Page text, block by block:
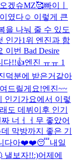
겠슈MZ🥰빠이ㅣ
였다☺️ 이렇게 큰
을 나눠 줄 수 있도
인가1위 엔진과 함
이번 Bad Desire
다!!👍엔진 ㅠㅠ 1
덕분에 받은거같아
드릴게요!엔진~~
인기가요에서 이렇
도 데뷔이후 인기
너ㅓㅓ무 좋았어
막방까지 좋은 기
다아❤️❤️😴내일
낼보자!!:)어제에